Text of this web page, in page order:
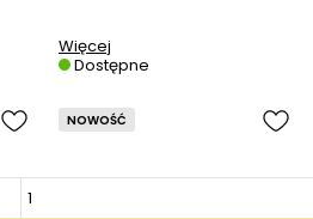
Więcej
Dostępne
NOWOŚĆ